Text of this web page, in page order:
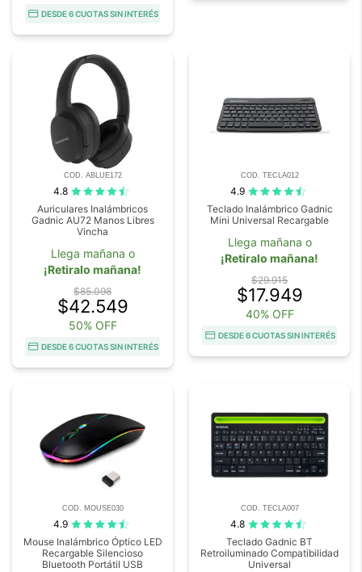
DESDE 6 CUOTAS SIN INTERÉS
COD. ABLUE172
4.8
Auriculares Inalámbricos
Gadnic AU72 Manos Libres
Vincha
Llega mañana o
¡Retiralo mañana!
$85.098
$42.549
50% OFF
DESDE 6 CUOTAS SIN INTERÉS
COD. TECLA012
4.9
Teclado Inalámbrico Gadnic
Mini Universal Recargable
Llega mañana o
¡Retiralo mañana!
$29.915
$17.949
40% OFF
DESDE 6 CUOTAS SIN INTERÉS
COD. MOUSE030
4.9
Mouse Inalámbrico Óptico LED
Recargable Silencioso
Bluetooth Portátil USB
COD. TECLA007
4.8
Teclado Gadnic BT
Retroiluminado Compatibilidad
Universal